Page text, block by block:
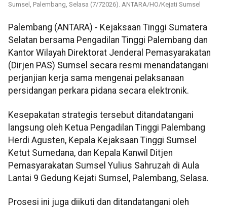
Sumsel, Palembang, Selasa (7/72026). ANTARA/HO/Kejati Sumsel
Palembang (ANTARA) - Kejaksaan Tinggi Sumatera
Selatan bersama Pengadilan Tinggi Palembang dan
Kantor Wilayah Direktorat Jenderal Pemasyarakatan
(Dirjen PAS) Sumsel secara resmi menandatangani
perjanjian kerja sama mengenai pelaksanaan
persidangan perkara pidana secara elektronik.
Kesepakatan strategis tersebut ditandatangani
langsung oleh Ketua Pengadilan Tinggi Palembang
Herdi Agusten, Kepala Kejaksaan Tinggi Sumsel
Ketut Sumedana, dan Kepala Kanwil Ditjen
Pemasyarakatan Sumsel Yulius Sahruzah di Aula
Lantai 9 Gedung Kejati Sumsel, Palembang, Selasa.
Prosesi ini juga diikuti dan ditandatangani oleh